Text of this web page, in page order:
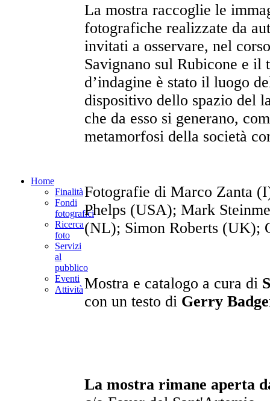
Home
Finalità
Fondi
fotografici
Ricerca
foto
Servizi
al
pubblico
Eventi
Attività
La mostra raccoglie le
fotografiche realizzate da
invitati a osservare, nel
Savignano sul Rubicone e
d’indagine è stato il luogo
dispositivo dello spazio del
che da esso si generano,
metamorfosi della società
Fotografie di Marco Zanta
Phelps (USA); Mark
(NL); Simon Roberts (UK);
Mostra e catalogo a cura di
con un testo di Gerry
La mostra rimane aperta